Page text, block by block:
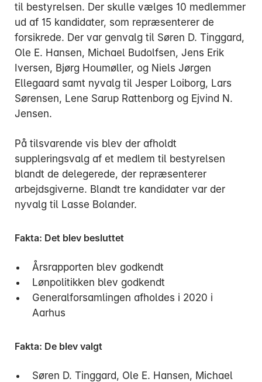
til bestyrelsen. Der skulle vælges 10 medlemmer
ud af 15 kandidater, som repræsenterer de
forsikrede. Der var genvalg til Søren D. Tinggard,
Ole E. Hansen, Michael Budolfsen, Jens Erik
Iversen, Bjørg Houmøller, og Niels Jørgen
Ellegaard samt nyvalg til Jesper Loiborg, Lars
Sørensen, Lene Sarup Rattenborg og Ejvind N.
Jensen.
På tilsvarende vis blev der afholdt
suppleringsvalg af et medlem til bestyrelsen
blandt de delegerede, der repræsenterer
arbejdsgiverne. Blandt tre kandidater var der
nyvalg til Lasse Bolander.
Fakta: Det blev besluttet
Årsrapporten blev godkendt
Lønpolitikken blev godkendt
Generalforsamlingen afholdes i 2020 i
Aarhus
Fakta: De blev valgt
Søren D. Tinggard, Ole E. Hansen, Michael